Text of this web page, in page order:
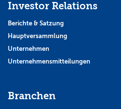
Investor Relations
Berichte & Satzung
Hauptversammlung
Unternehmen
Unternehmensmitteilungen
Branchen